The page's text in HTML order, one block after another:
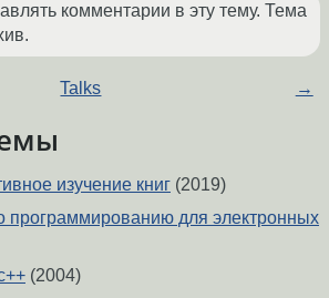
комментарии в эту тему. Тема
Talks →
изучение книг (2019)
программированию для электронных
(2004)